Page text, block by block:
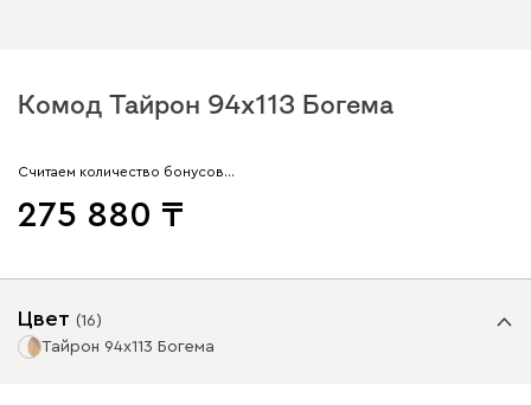
Комод Тайрон 94x113 Богема ​
Считаем количество бонусов…
275 880
Цвет (16)
Тайрон 94x113 Богема ​